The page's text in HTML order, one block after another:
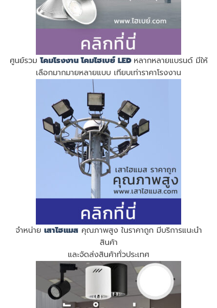
ศูนย์รวมโคมโรงงาน โคมไฮเบย์ LED หลากหลายแบรนด์ มีให้
เลือกมากมายหลายแบบ เทียบเท่าราคาโรงงาน
จำหน่าย เสาไฮแมสคุณภาพสูง ในราคาถูก มีบริการแนะนำ
สินค้า
และจัดส่งสินค้าทั่วประเทศ